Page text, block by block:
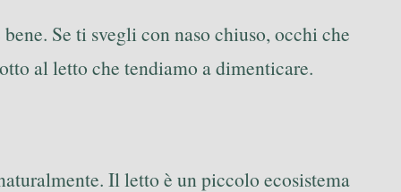
Se ti svegli con naso chiuso, occhi che
al letto che tendiamo a dimenticare.
Il letto è un piccolo ecosistema